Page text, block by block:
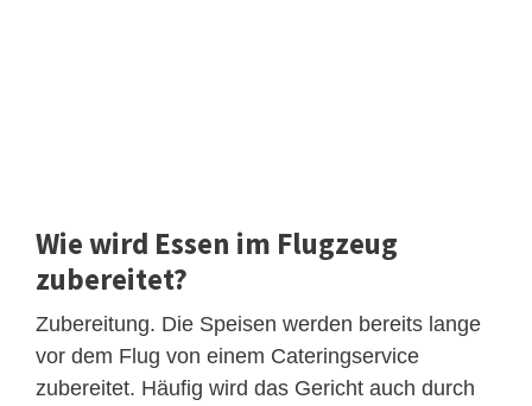
Wie wird Essen im Flugzeug
zubereitet?
Zubereitung. Die Speisen werden bereits lange
vor dem Flug von einem Cateringservice
zubereitet. Häufig wird das Gericht auch durch